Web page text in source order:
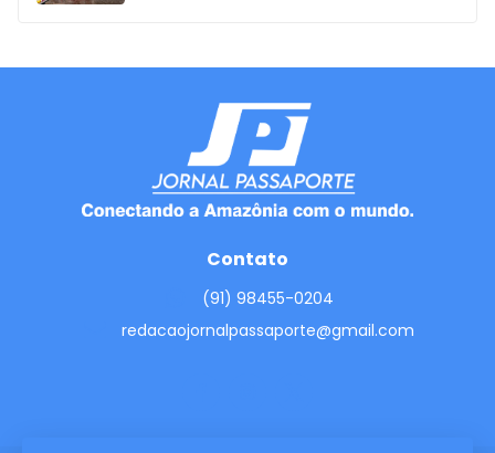
Contato
(91) 98455-0204
redacaojornalpassaporte@gmail.com